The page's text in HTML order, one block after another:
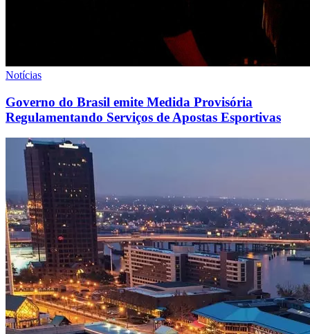
Notícias
Governo do Brasil emite Medida Provisória
Regulamentando Serviços de Apostas Esportivas